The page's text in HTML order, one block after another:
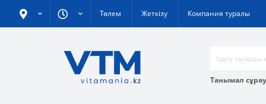
Төлем Жеткізу Компания туралы
Танымал